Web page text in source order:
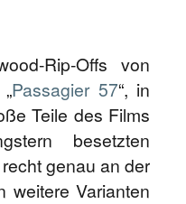
Rip-Offs von
Passagier 57“, in
Teile des Films
besetzten
genau an der
weitere Varianten